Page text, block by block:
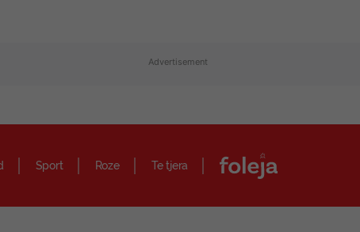
Advertisement
Sport Roze Te tjera